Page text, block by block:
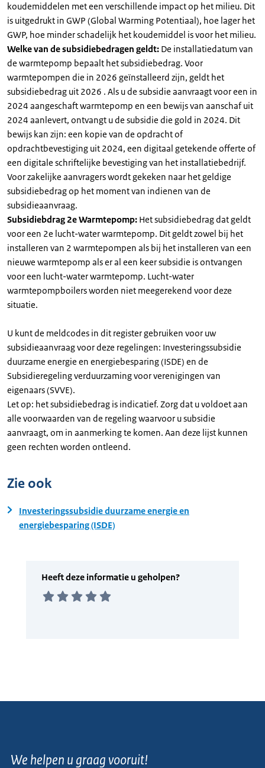
koudemiddelen met een verschillende impact op het milieu. Dit
is uitgedrukt in GWP (Global Warming Potentiaal), hoe lager het
GWP, hoe minder schadelijk het koudemiddel is voor het milieu.
Welke van de subsidiebedragen geldt: De installatiedatum van
de warmtepomp bepaalt het subsidiebedrag. Voor
warmtepompen die in 2026 geïnstalleerd zijn, geldt het
subsidiebedrag uit 2026 . Als u de subsidie aanvraagt voor een in
2024 aangeschaft warmtepomp en een bewijs van aanschaf uit
2024 aanlevert, ontvangt u de subsidie die gold in 2024. Dit
bewijs kan zijn: een kopie van de opdracht of
opdrachtbevestiging uit 2024, een digitaal getekende offerte of
een digitale schriftelijke bevestiging van het installatiebedrijf.
Voor zakelijke aanvragers wordt gekeken naar het geldige
subsidiebedrag op het moment van indienen van de
subsidieaanvraag.
Subsidiebdrag 2e Warmtepomp: Het subsidiebedrag dat geldt
voor een 2e lucht-water warmtepomp. Dit geldt zowel bij het
installeren van 2 warmtepompen als bij het installeren van een
nieuwe warmtepomp als er al een keer subsidie is ontvangen
voor een lucht-water warmtepomp. Lucht-water
warmtepompboilers worden niet meegerekend voor deze
situatie.
U kunt de meldcodes in dit register gebruiken voor uw
subsidieaanvraag voor deze regelingen: Investeringssubsidie
duurzame energie en energiebesparing (ISDE) en de
Subsidieregeling verduurzaming voor verenigingen van
eigenaars (SVVE).
Let op: het subsidiebedrag is indicatief. Zorg dat u voldoet aan
alle voorwaarden van de regeling waarvoor u subsidie
aanvraagt, om in aanmerking te komen. Aan deze lijst kunnen
geen rechten worden ontleend.
Zie ook
Investeringssubsidie duurzame energie en
energiebesparing (ISDE)
We helpen u graag vooruit!